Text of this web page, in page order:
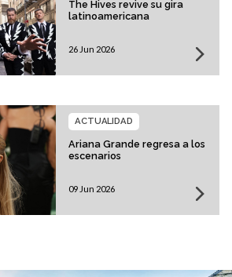
The Hives revive su gira
latinoamericana
26 Jun 2026
Ariana Grande regresa a los
escenarios
ACTUALIDAD
09 Jun 2026